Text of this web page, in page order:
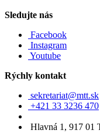
Sledujte nás
Facebook
Instagram
Youtube
Rýchly kontakt
sekretariat@mtt.sk
+421 33 3236 470
Hlavná 1, 917 01